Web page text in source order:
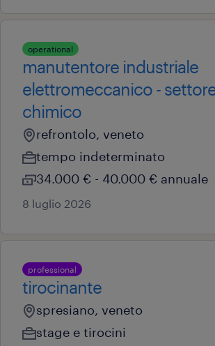
operational
manutentore industriale
elettromeccanico -
chimico
refrontolo, veneto
tempo indeterminato
34.000 € - 40.000 € annuale
8 luglio 2026
professional
tirocinante
spresiano, veneto
stage e tirocini